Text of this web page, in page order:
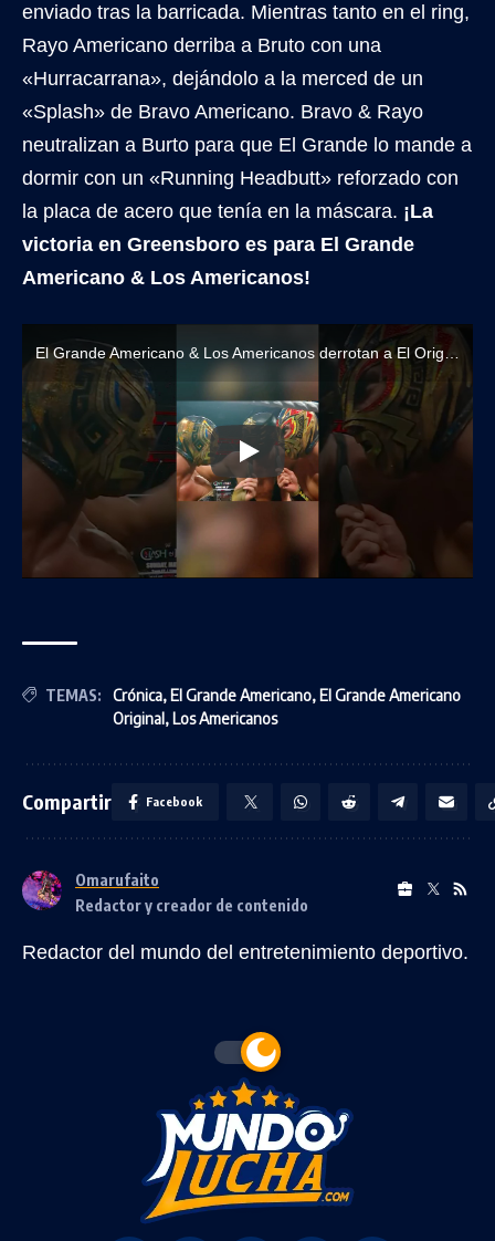
enviado tras la barricada. Mientras tanto en el ring,
Rayo Americano derriba a Bruto con una
«Hurracarrana», dejándolo a la merced de un
«Splash» de Bravo Americano. Bravo & Rayo
neutralizan a Burto para que El Grande lo mande a
dormir con un «Running Headbutt» reforzado con
la placa de acero que tenía en la máscara. ¡La
victoria en Greensboro es para El Grande
Americano & Los Americanos!
El Grande Americano & Los Americanos derrotan a El Original Grande Americano & Los Americanos Hermanos en un Trios Tornado Tag Team Match
TEMAS: Crónica, El Grande Americano, El Grande Americano
Original, Los Americanos
Compartir Facebook
Omarufaito
Redactor y creador de contenido
Redactor del mundo del entretenimiento deportivo.